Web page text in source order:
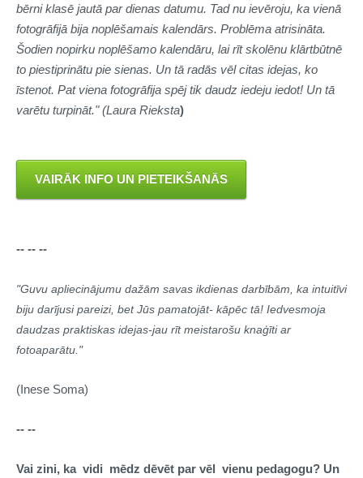
bērni klasē jautā par dienas datumu. Tad nu ievēroju, ka vienā
fotogrāfijā bija noplēšamais kalendārs. Problēma atrisināta.
Šodien nopirku noplēšamo kalendāru, lai rīt skolēnu klārtbūtnē
to piestiprinātu pie sienas. Un tā radās vēl citas idejas, ko
īstenot. Pat viena fotogrāfija spēj tik daudz iedeju iedot! Un tā
varētu turpināt." (Laura Rieksta)
VAIRĀK INFO UN PIETEIKŠANĀS
-- -- --
"Guvu apliecinājumu dažām savas ikdienas darbībām, ka intuitīvi
biju darījusi pareizi, bet Jūs pamatojāt- kāpēc tā! Iedvesmoja
daudzas praktiskas idejas-jau rīt meistarošu knaģīti ar
fotoaparātu."
(Inese Soma)
-- --
Vai zini, ka vidi mēdz dēvēt par vēl vienu pedagogu? Un